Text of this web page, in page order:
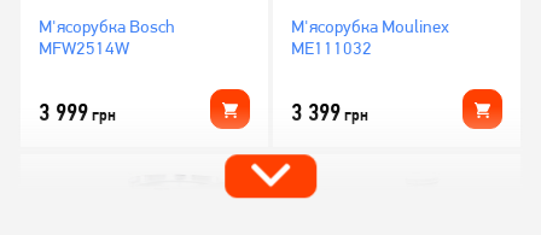
М'ясорубка Bosch
MFW2514W
3 999грн
М'ясорубка Moulinex
ME111032
3 399грн